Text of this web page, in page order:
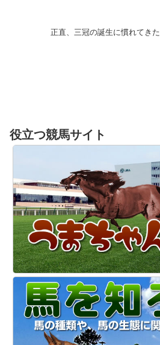
正直、三冠の誕生に慣れてきた
役立つ競馬サイト